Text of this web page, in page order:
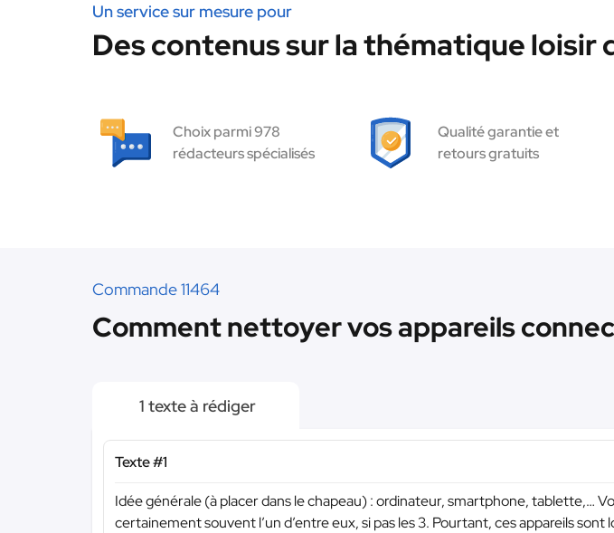
Un service sur mesure pour
Des contenus sur la thématique loisir
Choix parmi 978
rédacteurs spécialisés
Qualité garantie et
retours gratuits
Commande 11464
Comment nettoyer vos appareils
1 texte à rédiger
Texte #1
Idée générale (à placer dans le chapeau) : ordinateur, smartphone, tablette,…
certainement souvent l’un d’entre eux, si pas les 3. Pourtant, ces appareils sont